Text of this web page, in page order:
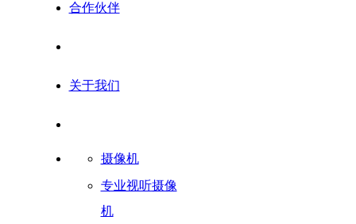
合作伙伴
关于我们
摄像机
专业视听摄像
机